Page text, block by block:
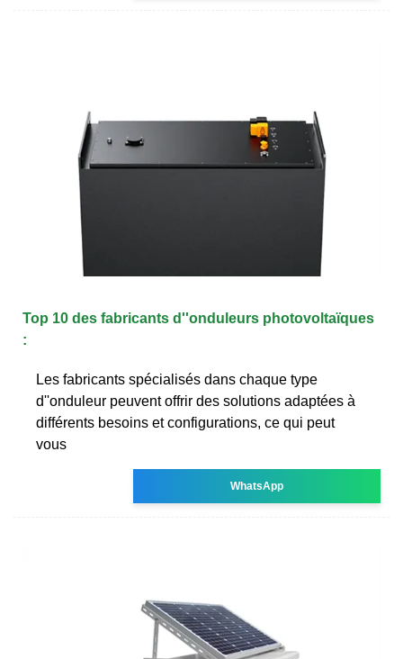
Top 10 des fabricants d''onduleurs photovoltaïques
:
Les fabricants spécialisés dans chaque type
d''onduleur peuvent offrir des solutions adaptées à
différents besoins et configurations, ce qui peut
vous
WhatsApp